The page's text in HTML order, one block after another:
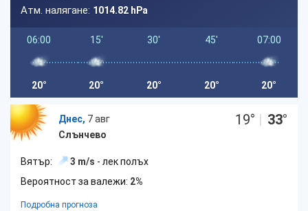
Атм. налягане: 1014.82 hPa
06:00
20°
15'
20°
30'
20°
45'
20°
07:00
20°
Днес, 7 авг
Слънчево
19° | 33°
Вятър: 3 m/s - лек полъх
Вероятност за валежи: 2%
Подробна прогноза